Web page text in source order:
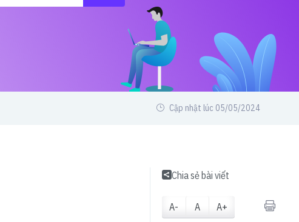
Cập nhật lúc 05/05/2024
Chia sẻ bài viết
A- A A+